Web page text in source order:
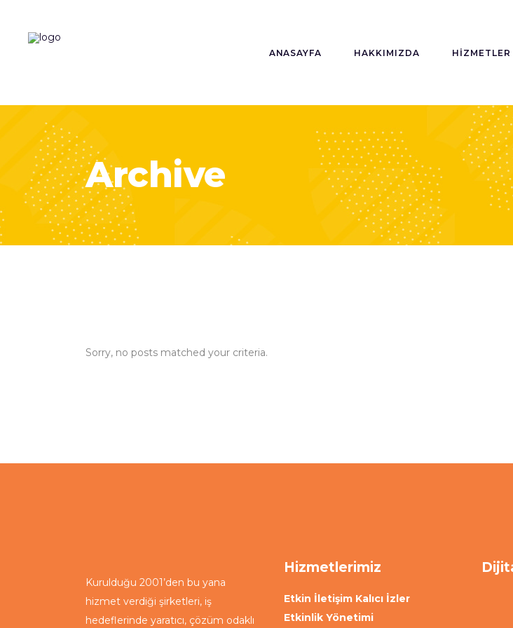
ANASAYFA HAKKIMIZDA HIZMETLER
Archive
Sorry, no posts matched your criteria.
Kurulduğu 2001’den bu yana
hizmet verdiği şirketleri, iş
hedeflerinde yaratıcı, çözüm odaklı
Hizmetlerimiz
Etkin İletişim Kalıcı İzler
Etkinlik Yönetimi